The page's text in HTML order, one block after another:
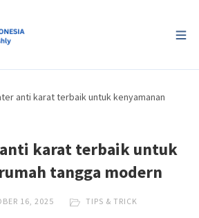
anti karat terbaik untuk kenyamanan
karat terbaik untuk
tangga modern
16, 2025 TIPS & TRICK